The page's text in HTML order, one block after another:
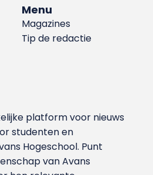
Menu
Magazines
Tip de redactie
platform voor nieuws
studenten en
Hoge­school. Punt
van Avans